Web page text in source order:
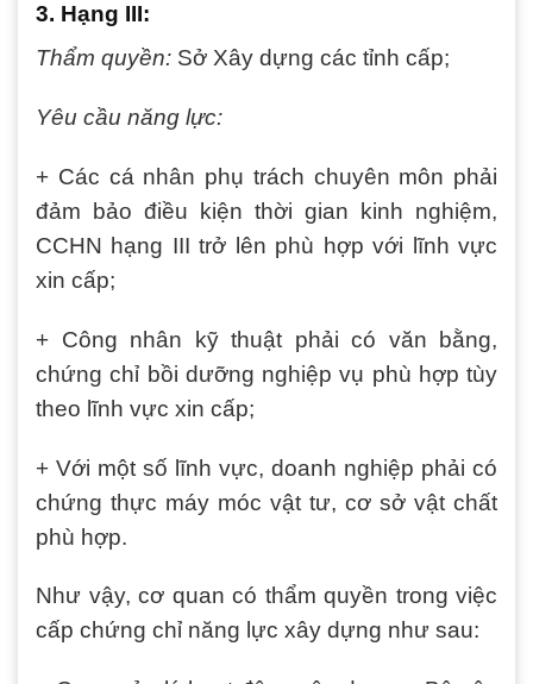
3. Hạng III:
Thẩm quyền: Sở Xây dựng các tỉnh cấp;
Yêu cầu năng lực:
+ Các cá nhân phụ trách chuyên môn phải
đảm bảo điều kiện thời gian kinh nghiệm,
CCHN hạng III trở lên phù hợp với lĩnh vực
xin cấp;
+ Công nhân kỹ thuật phải có văn bằng,
chứng chỉ bồi dưỡng nghiệp vụ phù hợp tùy
theo lĩnh vực xin cấp;
+ Với một số lĩnh vực, doanh nghiệp phải có
chứng thực máy móc vật tư, cơ sở vật chất
phù hợp.
Như vậy, cơ quan có thẩm quyền trong việc
cấp chứng chỉ năng lực xây dựng như sau: